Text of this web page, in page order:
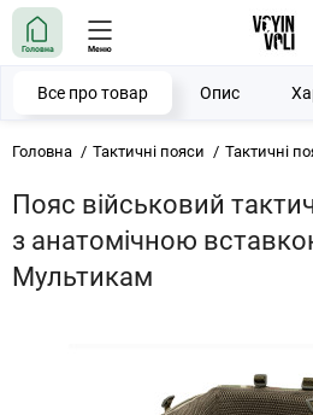
Головна Меню
Головна Тактичні пояси Тактичні
Пояс військовий
з анатомічною
Мультикам
Все про товар Опис